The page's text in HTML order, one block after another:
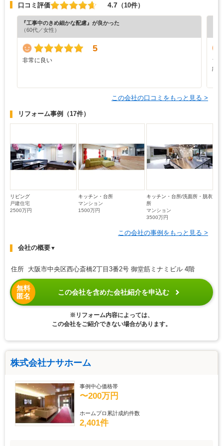
口コミ評価 4.7 （10件）
『工事中のきめ細かな配慮』が良かった
（60代／女性）
5
非常に良い
ち
総
この会社の口コミをもっと見る >
リフォーム事例 （17件）
リビング
戸建住宅
2500万円
キッチン・台所
マンション
1500万円
キッチン・台所/洗面所・脱衣
所
マンション
3500万円
この会社の事例をもっと見る >
会社の概要▼
住所 大阪市中央区西心斎橋2丁目3番2号 御堂筋ミナミビル 4階
無料
匿名
この会社を含めた会社紹介を申込む
※リフォーム内容によっては、
この会社をご紹介できない場合があります。
株式会社ナサホーム
事例中心価格帯
〜200万円
ホームプロ累計成約件数
2,401件